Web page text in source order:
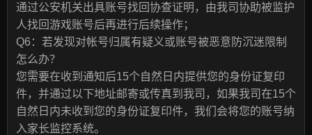
通过公安机关出具账号找回协查证明，由我司协助被监护
人找回游戏账号后再进行后续操作；
Q6：若发现对帐号归属有疑义或账号被恶意防沉迷限制
怎么办？
您需要在收到通知后15个自然日内提供您的身份证复印
件，并通过以下地址邮寄或传真到我司，如果我司在15个
自然日内未收到您的身份证复印件，我们会将您的账号纳
入家长监控系统。